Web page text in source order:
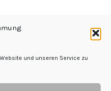
und unseren Service zu
|Kontakt